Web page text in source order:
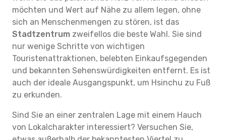
möchten und Wert auf Nähe zu allem legen, ohne
sich an Menschenmengen zu stören, ist das
Stadtzentrum zweifellos die beste Wahl. Sie sind
nur wenige Schritte von wichtigen
Touristenattraktionen, belebten Einkaufsgegenden
und bekannten Sehenswürdigkeiten entfernt. Es ist
auch der ideale Ausgangspunkt, um Hsinchu zu Fuß
zu erkunden.
Sind Sie an einer zentralen Lage mit einem Hauch
von Lokalcharakter interessiert? Versuchen Sie,